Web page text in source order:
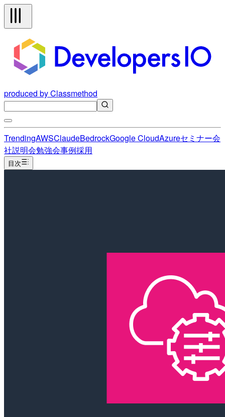
produced by Classmethod
TrendingAWSClaudeBedrockGoogle CloudAzureセミナー会
社説明会勉強会事例採用
目次